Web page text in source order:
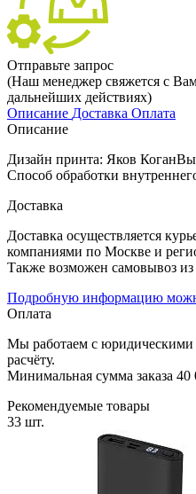
Отправьте запрос
(Наш менеджер свяжется с
дальнейших действиях)
Описание Доставка Оплата
Описание
Дизайн принта: Яков
Способ обработки
Доставка
Доставка осуществляется
компаниями по Москве и
Также возможен самовывоз
Подробную информацию
Оплата
Мы работаем с
расчёту.
Минимальная сумма заказа 40
Рекомендуемые товары
33 шт.